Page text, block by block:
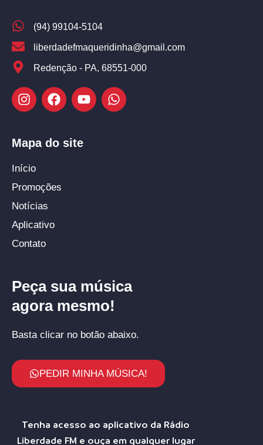
(94) 99104-5104
liberdadefmaqueridinha@gmail.com
Redenção - PA, 68551-000
Mapa do site
Início
Promoções
Notícias
Aplicativo
Contato
Peça sua música
agora mesmo!
Basta clicar no botão abaixo.
PEDIR MINHA MÚSICA!
Tenha acesso ao aplicativo da Rádio
Liberdade FM e ouça em qualquer lugar